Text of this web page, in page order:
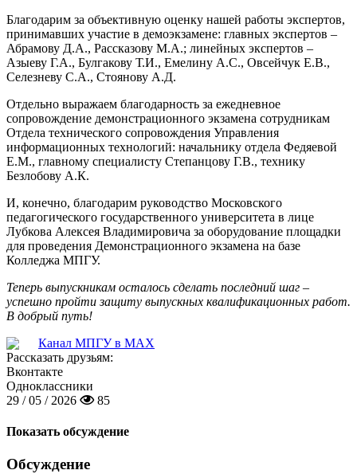
Благодарим за объективную оценку нашей работы экспертов,
принимавших участие в демоэкзамене: главных экспертов –
Абрамову Д.А., Рассказову М.А.; линейных экспертов –
Азыеву Г.А., Булгакову Т.И., Емелину А.С., Овсейчук Е.В.,
Селезневу С.А., Стоянову А.Д.
Отдельно выражаем благодарность за ежедневное
сопровождение демонстрационного экзамена сотрудникам
Отдела технического сопровождения Управления
информационных технологий: начальнику отдела Федяевой
Е.М., главному специалисту Степанцову Г.В., технику
Безлобову А.К.
И, конечно, благодарим руководство Московского
педагогического государственного университета в лице
Лубкова Алексея Владимировича за оборудование площадки
для проведения Демонстрационного экзамена на базе
Колледжа МПГУ.
Теперь выпускникам осталось сделать последний шаг –
успешно пройти защиту выпускных квалификационных работ.
В добрый путь!
Канал МПГУ в MAX
Рассказать друзьям:
Вконтакте
Одноклассники
29 / 05 / 2026
85
Показать обсуждение
Обсуждение